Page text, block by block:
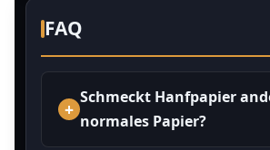
FAQ
Schmeckt Hanfpapier
normales Papier?